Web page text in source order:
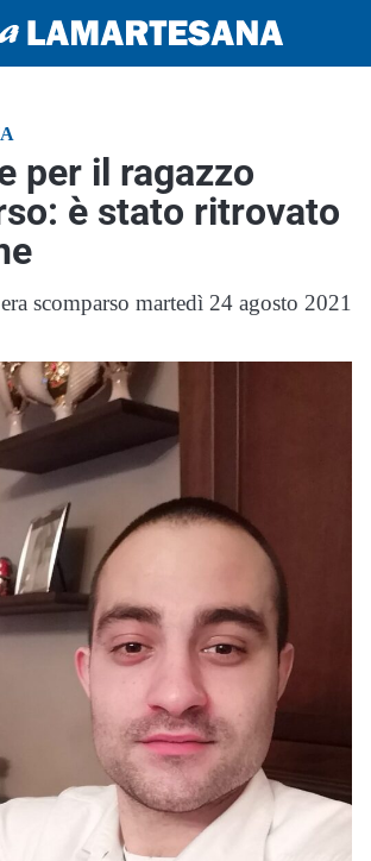
per il ragazzo
è stato ritrovato
scomparso martedì 24 agosto 2021